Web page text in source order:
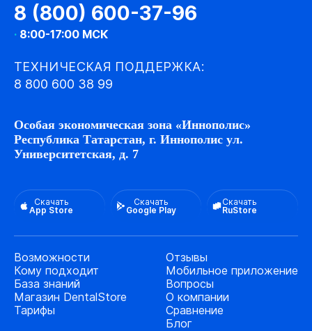
8 (800) 600-37-96
· 8:00-17:00 МСК
ТЕХНИЧЕСКАЯ ПОДДЕРЖКА:
8 800 600 38 99
Особая экономическая зона «Иннополис»
Республика Татарстан, г. Иннополис ул.
Университетская, д. 7
Скачать
App Store
Скачать
Google Play
Скачать
RuStore
Возможности
Кому подходит
База знаний
Магазин DentalStore
Тарифы
Отзывы
Мобильное приложение
Вопросы
О компании
Сравнение
Блог